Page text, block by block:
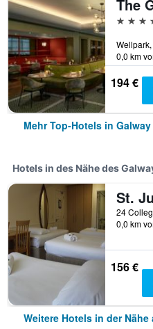
5
0,0 km
194 €
Mehr Top-Hotels in
Hotels in des Nähe des
0,0 km
156 €
Weitere Hotels in der Nähe